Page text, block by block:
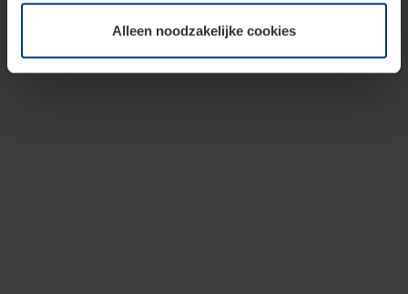
wijzigen of herroepen.Alleen noodzakelijke cookies